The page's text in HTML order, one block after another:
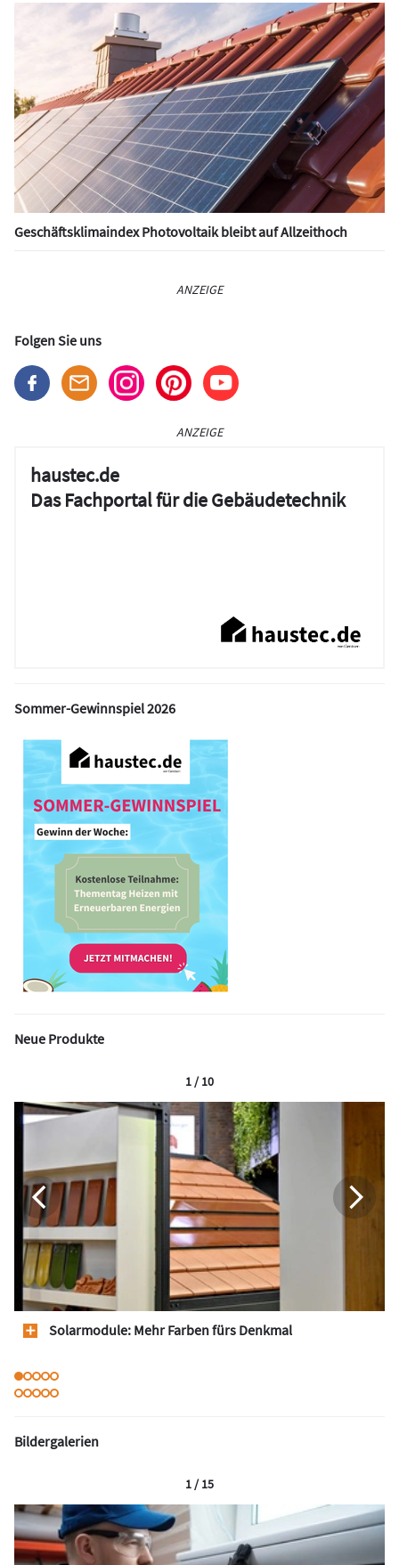
Geschäftsklimaindex Photovoltaik bleibt auf Allzeithoch
ANZEIGE
Folgen Sie uns
ANZEIGE
haustec.de
Das Fachportal für die Gebäudetechnik
Sommer-Gewinnspiel 2026
Neue Produkte
Solarmodule: Mehr Farben fürs Denkmal
1 / 10
Bildergalerien
1 / 15